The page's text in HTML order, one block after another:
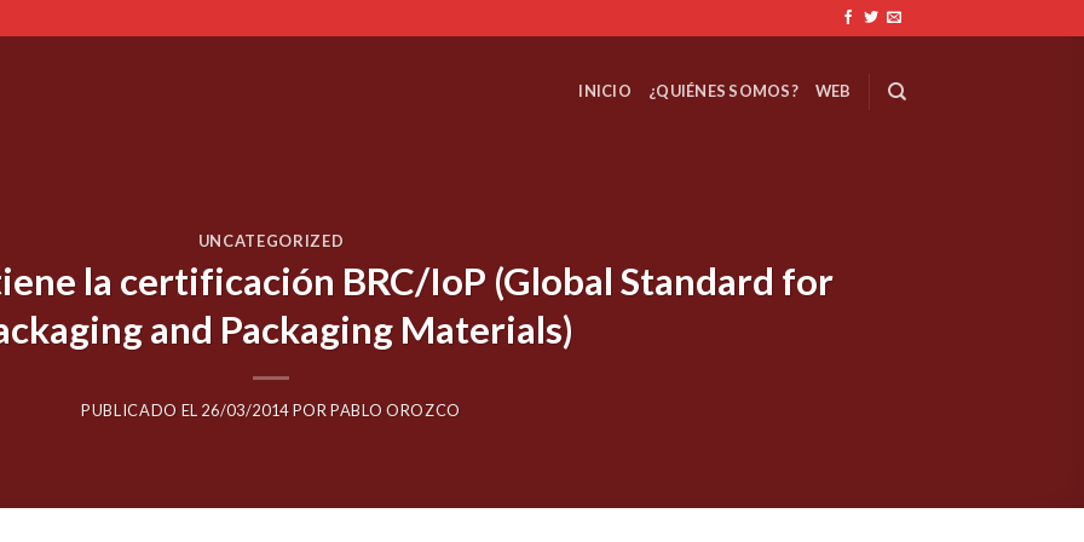
INICIO ¿QUIÉNES SOMOS? WEB
UNCATEGORIZED
la certificación BRC/IoP (Global Standard for
and Packaging Materials)
PUBLICADO EL 26/03/2014PORPABLO OROZCO